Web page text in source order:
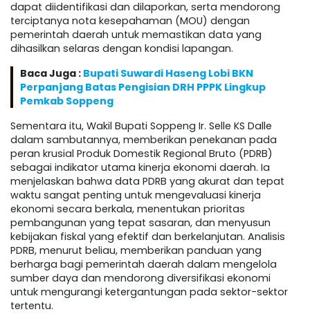
dapat diidentifikasi dan dilaporkan, serta mendorong
terciptanya nota kesepahaman (MOU) dengan
pemerintah daerah untuk memastikan data yang
dihasilkan selaras dengan kondisi lapangan.
Baca Juga : Bupati Suwardi Haseng Lobi BKN
Perpanjang Batas Pengisian DRH PPPK Lingkup
Pemkab Soppeng
Sementara itu, Wakil Bupati Soppeng Ir. Selle KS Dalle
dalam sambutannya, memberikan penekanan pada
peran krusial Produk Domestik Regional Bruto (PDRB)
sebagai indikator utama kinerja ekonomi daerah. Ia
menjelaskan bahwa data PDRB yang akurat dan tepat
waktu sangat penting untuk mengevaluasi kinerja
ekonomi secara berkala, menentukan prioritas
pembangunan yang tepat sasaran, dan menyusun
kebijakan fiskal yang efektif dan berkelanjutan. Analisis
PDRB, menurut beliau, memberikan panduan yang
berharga bagi pemerintah daerah dalam mengelola
sumber daya dan mendorong diversifikasi ekonomi
untuk mengurangi ketergantungan pada sektor-sektor
tertentu.